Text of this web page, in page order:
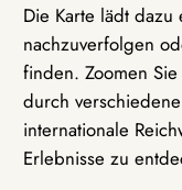
Die Karte lädt
nachzuverfolgen
finden. Zoomen
durch
internationale
Erlebnisse zu